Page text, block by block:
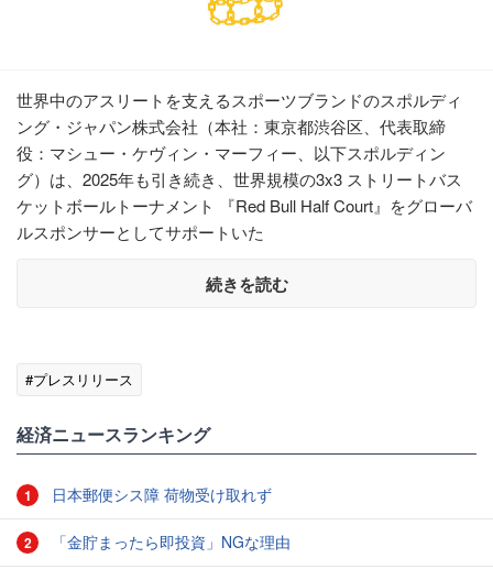
世界中のアスリートを支えるスポーツブランドのスポルディ
ング・ジャパン株式会社（本社：東京都渋谷区、代表取締
役：マシュー・ケヴィン・マーフィー、以下スポルディン
グ）は、2025年も引き続き、世界規模の3x3 ストリートバス
ケットボールトーナメント 『Red Bull Half Court』をグローバ
ルスポンサーとしてサポートいた
続きを読む
#プレスリリース
経済ニュースランキング
1 日本郵便シス障 荷物受け取れず
2 「金貯まったら即投資」NGな理由